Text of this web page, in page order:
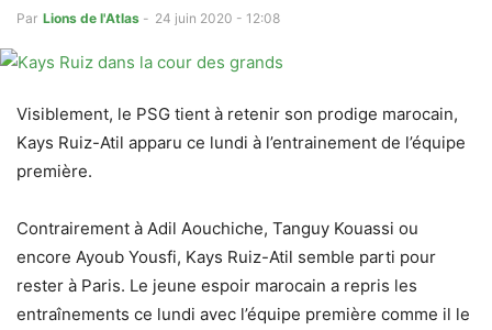
Par Lions de l'Atlas - 24 juin 2020 - 12:08
Visiblement, le PSG tient à retenir son prodige marocain,
Kays Ruiz-Atil apparu ce lundi à l’entrainement de l’équipe
première.
Contrairement à Adil Aouchiche, Tanguy Kouassi ou
encore Ayoub Yousfi, Kays Ruiz-Atil semble parti pour
rester à Paris. Le jeune espoir marocain a repris les
entraînements ce lundi avec l’équipe première comme il le